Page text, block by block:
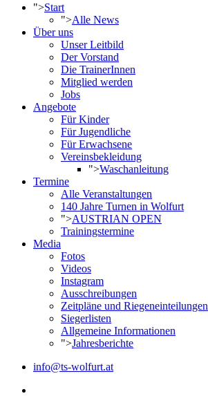
">Start
">Alle News
Über uns
Unser Leitbild
Der Vorstand
Die TrainerInnen
Mitglied werden
Jobs
Angebote
Für Kinder
Für Jugendliche
Für Erwachsene
Vereinsbekleidung
">Waschanleitung
Termine
Alle Veranstaltungen
140 Jahre Turnen in Wolfurt
">AUSTRIAN OPEN
Trainingstermine
Media
Fotos
Videos
Instagram
Ausschreibungen
Zeitpläne und Riegeneinteilungen
Siegerlisten
Allgemeine Informationen
">Jahresberichte
info@ts-wolfurt.at